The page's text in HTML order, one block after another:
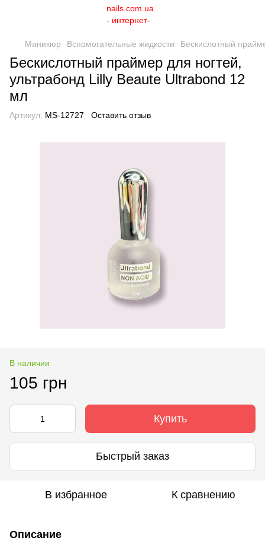
Маникюр Вспомогательные жидкости Бескислотный
Бескислотный праймер для ногтей,
ультрабонд Lilly Beaute Ultrabond 12
мл
Артикул: MS-12727 Оставить отзыв
В наличии
105 грн
Купить
Быстрый заказ
В избранное К сравнению
Описание